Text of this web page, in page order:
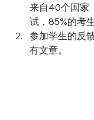
来自40个国家
试，85%的考
参加学生的反
有文章。